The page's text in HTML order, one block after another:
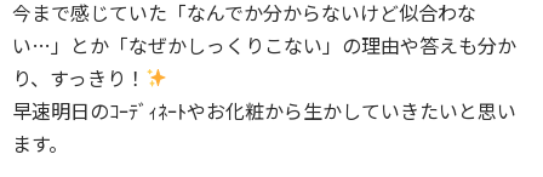
今まで感じていた「なんでか分からないけど似合わな
い…」とか「なぜかしっくりこない」の理由や答えも分か
り、すっきり！
早速明日のｺｰﾃﾞｨﾈｰﾄやお化粧から生かしていきたいと思い
ます。